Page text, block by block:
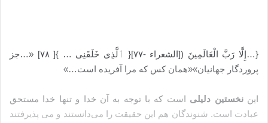
{…إِلَّا رَبَّ الْعَالَمِینَ ([الشعراء -۷۷]{ ٱلَّذِی خَلَقَنِی … }[ ۷۸] «…جز
پروردگار جهانیان»«همان کس که مرا آفریده است…»
ایننخستین دلیلی است که با توجه به آن خدا و تنها خدا مستحق
عبادت است. شنوندگان هم این حقیقت را می‌دانستند و می پذیرفتند